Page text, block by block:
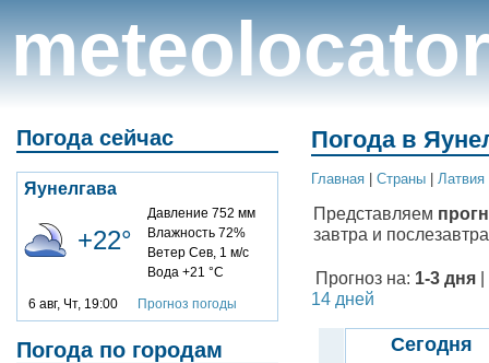
meteolocator
Погода сейчас
Яунелгава
+22°
Давление 752 мм
Влажность 72%
Ветер Сев, 1 м/с
Вода +21 °C
6 авг, Чт, 19:00 Прогноз погоды
Погода по городам
Погода в
Главная Cтраны Латвия
Представляем
завтра и
Прогноз на: 1-3 дня
14 дней
Сегодня